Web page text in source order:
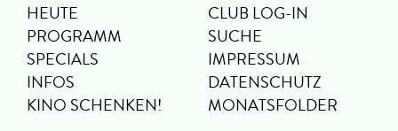
HEUTE
PROGRAMM
SPECIALS
INFOS
KINO SCHENKEN!
CLUB LOG-IN
SUCHE
IMPRESSUM
DATENSCHUTZ
MONATSFOLDER